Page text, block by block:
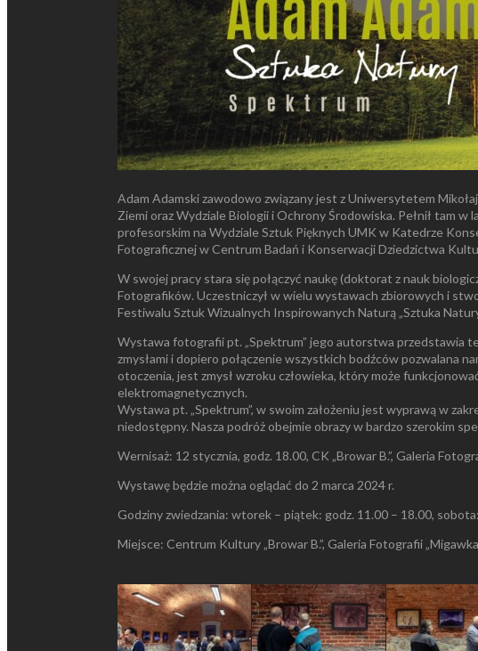
Adam Adamski zawodowo związany jest z Uniwersytetem
Ziemi oraz Wydziale Biologii i Ochrony Środowiska. Pełnił tam
profesorskim na Wydziale Sztuk Pięknych UMK w Katedrze
Fotograficznej w Centrum Badań i Konserwacji Dziedzictwa
W swojej pracy stara się połączyć naukę (doktorat z nauk
Fotografików. Uczestniczył w wielu wystawach zbiorowych i
Festiwalu Sztuk Wizualnych Inspirowanych Naturą „Sztuka
Wystawa fotografii pt. „Spektrum” jego autorstwa przedstawia
zmysłami i dopiero połączenie wszystkich bodźców pozwalana
otoczenia, jest zmysł wzroku człowieka, który może
elektromagnetycznych.
Wystawa pt. „Spektrum”, w swoim założeniu jest wyprawą w
niedostępny. Nasza podróż obejmie obrazy w bardzo szerokim
Wernisaż: 12 stycznia, godz. 18.00, CK „Browar B.”, Galeria
Wystawę będzie można oglądać do 2 marca 2024 r.
Godziny zwiedzania: wtorek – piątek: godz. 11.00 – 18.00,
Miejsce: Centrum Kultury „Browar B.”, Galeria Fotografii